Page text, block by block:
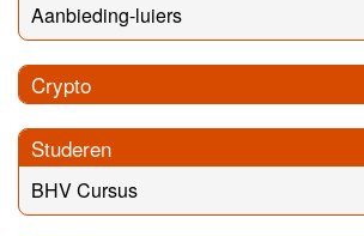
Aanbieding-luiers
Crypto
Studeren
BHV Cursus